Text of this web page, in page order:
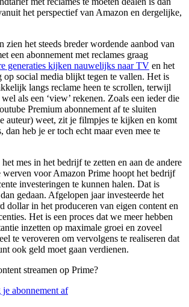
het perspectief van Amazon en dergelijke,
zien het steeds breder wordende aanbod van
een abonnement met reclames graag
generaties kijken nauwelijks naar TV en het
op social media blijkt tegen te vallen. Het is
langs reclame heen te scrollen, terwijl
als een ‘view’ rekenen. Zoals een ieder die
Premium abonnement af te sluiten
auteur) weet, zit je filmpjes te kijken en komt
dan heb je er toch echt maar even mee te
mes in het bedrijf te zetten en aan de andere
werven voor Amazon Prime hoopt het bedrijf
investeringen te kunnen halen. Dat is
gedaan. Afgelopen jaar investeerde het
dollar in het produceren van eigen content en
Het is een proces dat we meer hebben
inzetten op maximale groei en zoveel
te veroveren om vervolgens te realiseren dat
ook geld moet gaan verdienen.
streamen op Prime?
abonnement af